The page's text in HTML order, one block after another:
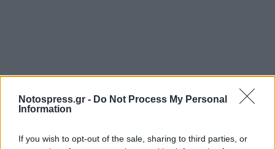
Notospress.gr - Do Not Process My Personal
Information
If you wish to opt-out of the sale, sharing to third parties, or